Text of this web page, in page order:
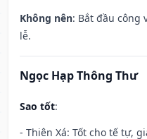
Không nên: Bắt đầu công
lễ.
Ngọc Hạp Thông Thư
Sao tốt:
- Thiên Xá: Tốt cho tế tự,